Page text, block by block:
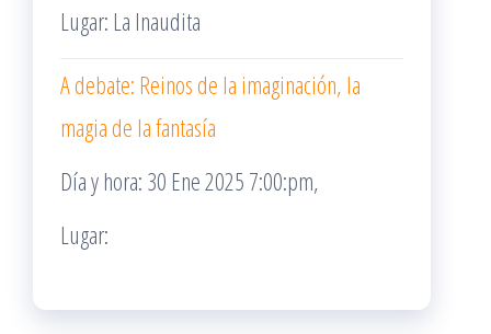
Lugar: La Inaudita
A debate: Reinos de la imaginación, la
magia de la fantasía
Día y hora: 30 Ene 2025 7:00:pm,
Lugar: